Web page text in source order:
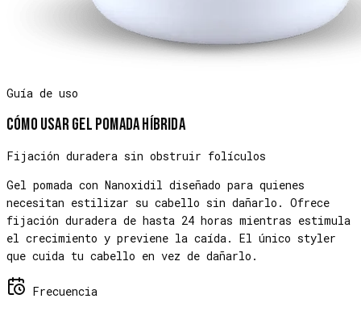
Guía de uso
Cómo usarGel Pomada Híbrida
Fijación duradera sin obstruir folículos
Gel pomada con Nanoxidil diseñado para quienes
necesitan estilizar su cabello sin dañarlo. Ofrece
fijación duradera de hasta 24 horas mientras estimula
el crecimiento y previene la caída. El único styler
que cuida tu cabello en vez de dañarlo.
Frecuencia